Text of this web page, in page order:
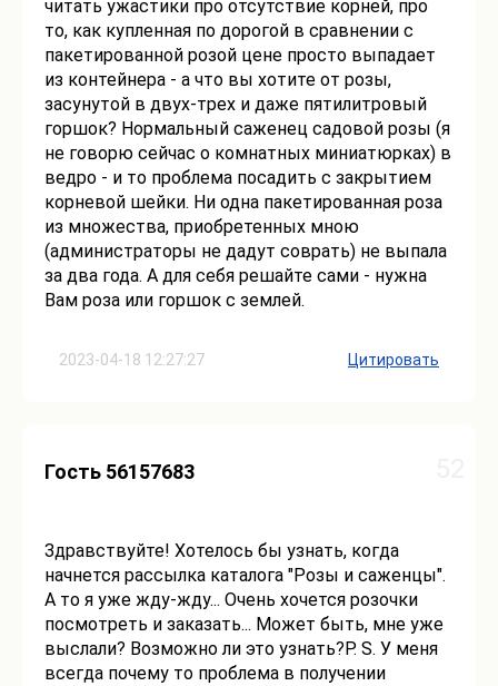
2023-04-18 12:27:27
читать ужастики про отсутствие корней, про
то, как купленная по дорогой в сравнении с
пакетированной розой цене просто выпадает
из контейнера - а что вы хотите от розы,
засунутой в двух-трех и даже пятилитровый
горшок? Нормальный саженец садовой розы (я
не говорю сейчас о комнатных миниатюрках) в
ведро - и то проблема посадить с закрытием
корневой шейки. Ни одна пакетированная роза
из множества, приобретенных мною
(администраторы не дадут соврать) не выпала
за два года. А для себя решайте сами - нужна
Вам роза или горшок с землей.
Цитировать
Гость 56157683
Здравствуйте! Хотелось бы узнать, когда
начнется рассылка каталога "Розы и саженцы".
А то я уже жду-жду... Очень хочется розочки
посмотреть и заказать... Может быть, мне уже
выслали? Возможно ли это узнать?Р. S. У меня
всегда почему то проблема в получении